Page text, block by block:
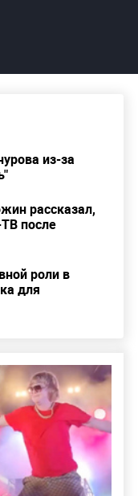
из-за
рассказал,
после
роли в
для